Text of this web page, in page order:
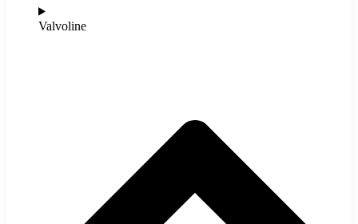
Valvoline